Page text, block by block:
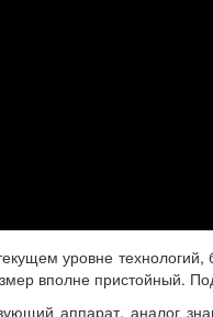
уровне
вполне пристойный.
аппарат, аналог